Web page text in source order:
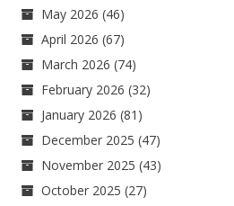
May 2026 (46)
April 2026 (67)
March 2026 (74)
February 2026 (32)
January 2026 (81)
December 2025 (47)
November 2025 (43)
October 2025 (27)